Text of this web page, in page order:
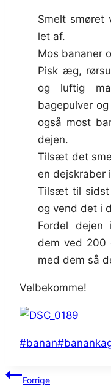
Smelt smøret
let af.
Mos bananer
Pisk æg,
og luftig
bagepulver
også most
dejen.
Tilsæt det
en dejskraber
Tilsæt til sidst
og vend det i
Fordel
dem ved 200
med dem så
Velbekomme!
Indlæg-
#banan#
Forrige